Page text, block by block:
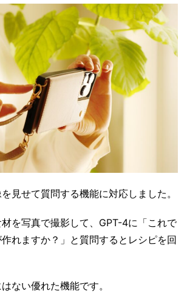
見せて質問する機能に対応しました。
を写真で撮影して、GPT-4に「これで
れますか？」と質問するとレシピを回
ない優れた機能です。